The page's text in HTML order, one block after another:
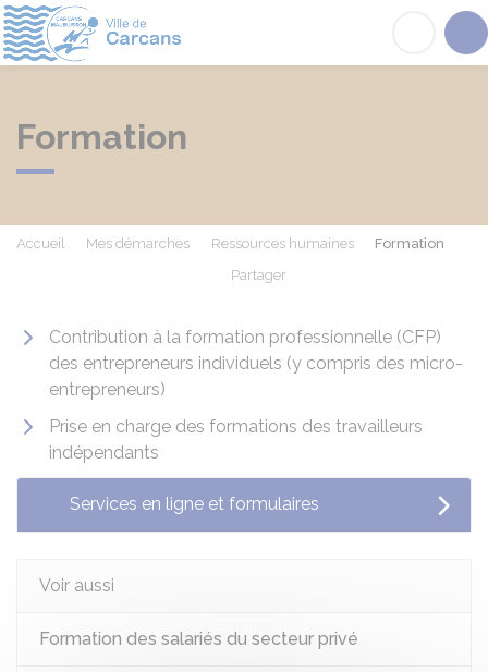
Formation
Accueil Mes démarches Ressources humaines
Formation
Partager
Contribution à la formation professionnelle (CFP)
des entrepreneurs individuels (y compris des micro-
entrepreneurs)
Prise en charge des formations des travailleurs
indépendants
Services en ligne et formulaires
Voir aussi
Formation des salariés du secteur privé